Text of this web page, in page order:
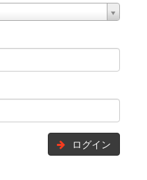
ログイン